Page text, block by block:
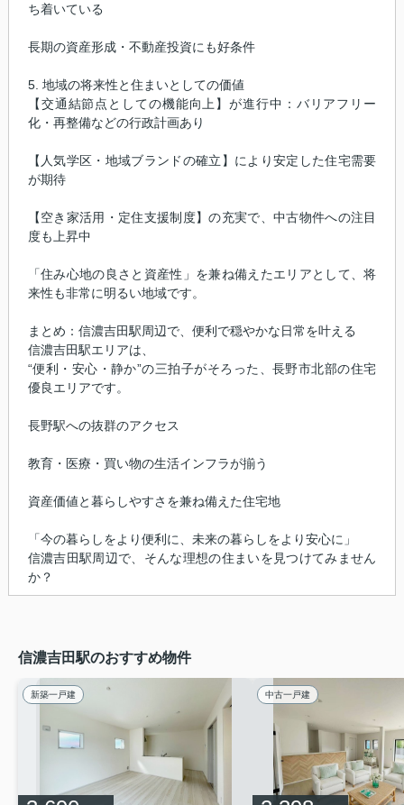
ち着いている
長期の資産形成・不動産投資にも好条件
5. 地域の将来性と住まいとしての価値
【交通結節点としての機能向上】が進行中：バリアフリー
化・再整備などの行政計画あり
【人気学区・地域ブランドの確立】により安定した住宅需要
が期待
【空き家活用・定住支援制度】の充実で、中古物件への注目
度も上昇中
「住み心地の良さと資産性」を兼ね備えたエリアとして、将
来性も非常に明るい地域です。
まとめ：信濃吉田駅周辺で、便利で穏やかな日常を叶える
信濃吉田駅エリアは、
“便利・安心・静か”の三拍子がそろった、長野市北部の住宅
優良エリアです。
長野駅への抜群のアクセス
教育・医療・買い物の生活インフラが揃う
資産価値と暮らしやすさを兼ね備えた住宅地
「今の暮らしをより便利に、未来の暮らしをより安心に」
信濃吉田駅周辺で、そんな理想の住まいを見つけてみません
か？
信濃吉田駅のおすすめ物件
新築一戸建 中古一戸建